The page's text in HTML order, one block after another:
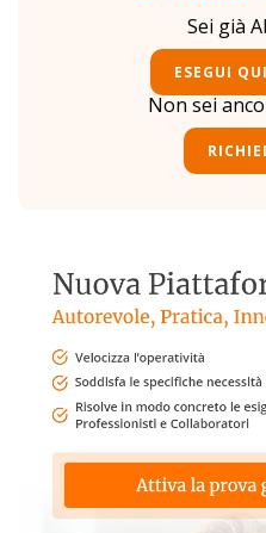
Sei già
ESEGUI
Non sei